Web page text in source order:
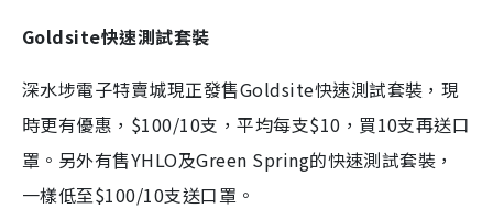
Goldsite快速測試套裝
深水埗電子特賣城現正發售Goldsite快速測試套裝，現
時更有優惠，$100/10支，平均每支$10，買10支再送口
罩。另外有售YHLO及Green Spring的快速測試套裝，
一樣低至$100/10支送口罩。